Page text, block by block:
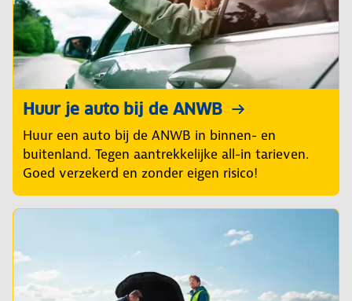
Huur je auto bij de ANWB
Huur een auto bij de ANWB in binnen- en
buitenland. Tegen aantrekkelijke all-in tarieven.
Goed verzekerd en zonder eigen risico!